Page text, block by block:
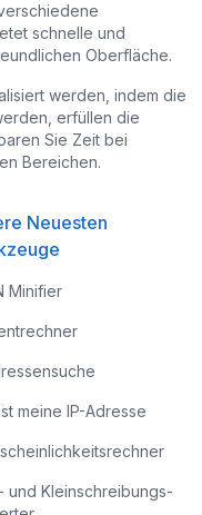
schnelle und
Oberfläche.
werden, indem die
erfüllen die
Sie Zeit bei
Bereichen.
Neuesten
Minifier
meine IP-Adresse
und Kleinschreibungs-